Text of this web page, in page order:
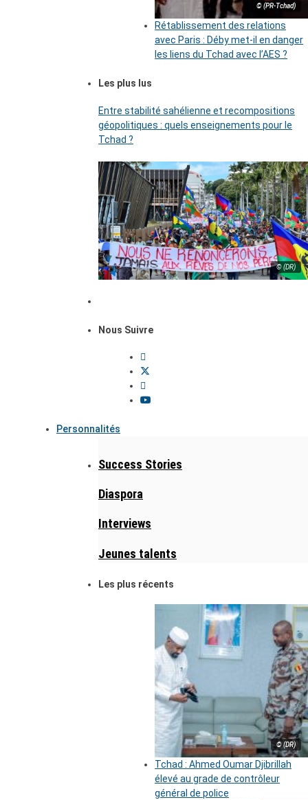
© (PR-Tchad)
Rétablissement des relations
avec Paris : Déby met-il en danger
les liens du Tchad avec l’AES ?
Les plus lus
Entre stabilité sahélienne et recompositions
géopolitiques : quels enseignements pour le
Tchad ?
© (DR)
Nous Suivre
Personnalités
Success Stories
Diaspora
Interviews
Jeunes talents
Les plus récents
© (DR)
Tchad : Ahmed Oumar Djibrillah
élevé au grade de contrôleur
général de police